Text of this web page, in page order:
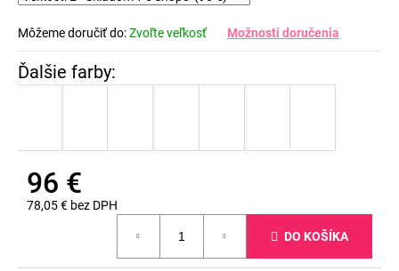
Môžeme doručiť do:Zvoľte veľkosť Možnosti doručenia
96 €
78,05 € bez DPH
DO KOŠÍKA